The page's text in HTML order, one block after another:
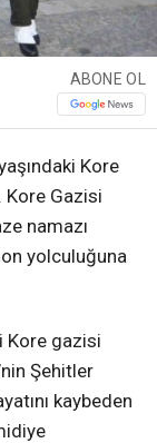
ABONE OL
Kore
Kore Gazisi
namazı
yolculuğuna
Kore gazisi
Şehitler
kaybeden